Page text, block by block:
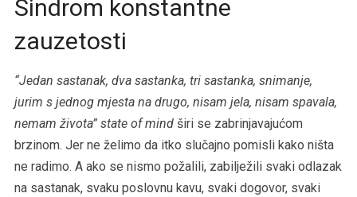
Sindrom konstantne
zauzetosti
“Jedan sastanak, dva sastanka, tri sastanka, snimanje,
jurim s jednog mjesta na drugo, nisam jela, nisam spavala,
nemam života” state of mindširi se zabrinjavajućom
brzinom. Jer ne želimo da itko slučajno pomisli kako ništa
ne radimo. A ako se nismo požalili, zabilježili svaki odlazak
na sastanak, svaku poslovnu kavu, svaki dogovor, svaki